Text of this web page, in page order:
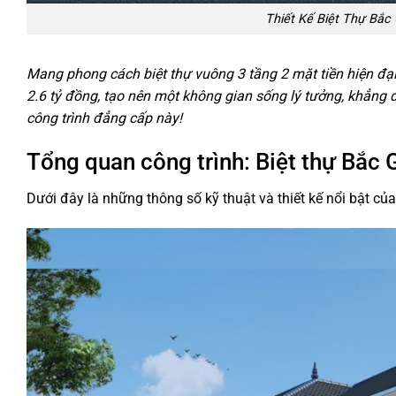
Thiết Kế Biệt Thự Bắc
Mang phong cách biệt thự vuông 3 tầng 2 mặt tiền hiện
2.6 tỷ đồng, tạo nên một không gian sống lý tưởng,
công trình đẳng cấp này!
Tổng quan công trình: Biệt thự Bắc
Dưới đây là những thông số kỹ thuật và thiết kế nổi bật